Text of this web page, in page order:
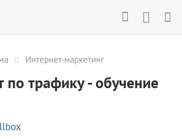
Интернет-маркетинг
по трафику - обучение